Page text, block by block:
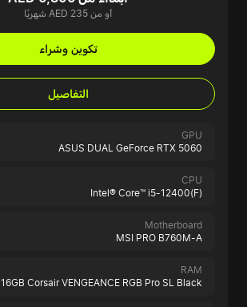
أو من AED 235 شهريًا
تكوين وشراء
التفاصيل
GPU
ASUS DUAL GeForce RTX 5060
CPU
Intel® Core™ i5-12400(F)
Motherboard
MSI PRO B760M-A
RAM
16GB Corsair VENGEANCE RGB Pro SL Black